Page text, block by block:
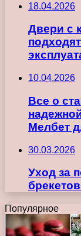
18.04.2026
Двери с
10.04.2026
Все о
Мелбет
30.03.2026
Уход за
Популярное